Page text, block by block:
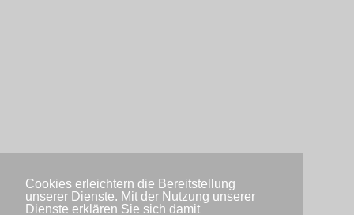
Cookies erleichtern die Bereitstellung
unserer Dienste. Mit der Nutzung unserer
Dienste erklären Sie sich damit